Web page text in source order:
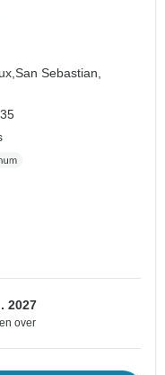
San Sebastian,
2027
over